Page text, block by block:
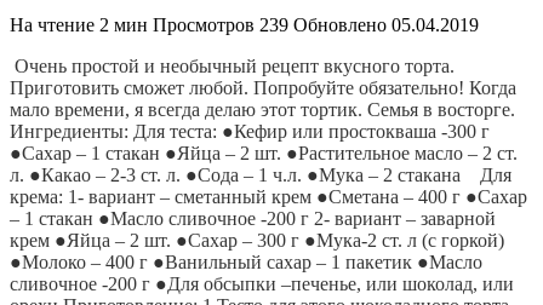
На чтение 2 мин Просмотров 239 Обновлено 05.04.2019
Приготовить сможет любой. Попробуйте обязательно! Когда
мало времени, я всегда делаю этот тортик. Семья в восторге.
Ингредиенты: Для теста: ●Кефир или простокваша -300 г
●Сахар – 1 стакан ●Яйца – 2 шт. ●Растительное масло – 2 ст.
л. ●Какао – 2-3 ст. л. ●Сода – 1 ч.л. ●Мука – 2 стакана    Для
крема: 1- вариант – сметанный крем ●Сметана – 400 г ●Сахар
– 1 стакан ●Масло сливочное -200 г 2- вариант – заварной
крем ●Яйца – 2 шт. ●Сахар – 300 г ●Мука-2 ст. л (с горкой)
●Молоко – 400 г ●Ванильный сахар – 1 пакетик ●Масло
сливочное -200 г ●Для обсыпки –печенье, или шоколад, или